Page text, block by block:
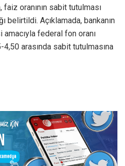
faiz oranının sabit tutulması
belirtildi. Açıklamada, bankanın
federal fon oranı
4,50 arasında sabit tutulmasına